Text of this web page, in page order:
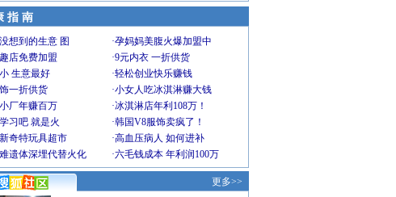
指 南
想到的生意 图 ·孕妈妈美腹火爆加盟中
店免费加盟 ·9元内衣 一折供货
生意最好 ·轻松创业快乐赚钱
一折供货 ·小女人吃冰淇淋赚大钱
厂年赚百万 ·冰淇淋店年利108万！
习吧 就是火 ·韩国V8服饰卖疯了！
奇特玩具超市 ·高血压病人 如何进补
遗体深埋代替火化 ·六毛钱成本 年利润100万
更多>>